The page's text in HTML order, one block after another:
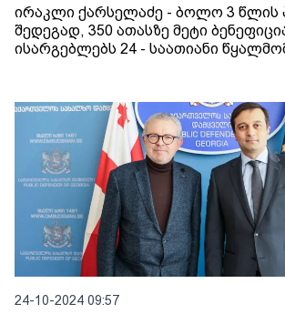
ირაკლი ქარსელაძე - ბოლო 3 წლის
შედეგად, 350 ათასზე მეტი
ისარგებლებს 24 - საათიანი
24-10-2024 09:57